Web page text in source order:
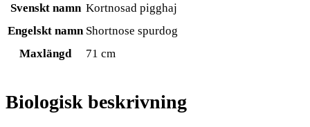
Svenskt namn Kortnosad pigghaj
Engelskt namn Shortnose spurdog
Maxlängd
71 cm
Biologisk beskrivning